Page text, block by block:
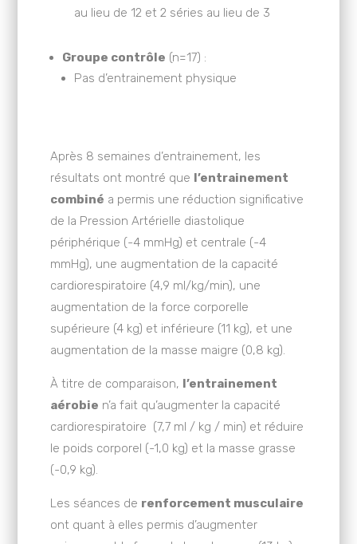
au lieu de 12 et 2 séries au lieu de 3
Groupe contrôle (n=17) :
Pas d’entrainement physique
Après 8 semaines d’entrainement, les
résultats ont montré que l’entrainement
combiné a permis une réduction significative
de la Pression Artérielle diastolique
périphérique (-4 mmHg) et centrale (-4
mmHg), une augmentation de la capacité
cardiorespiratoire (4,9 ml/kg/min), une
augmentation de la force corporelle
supérieure (4 kg) et inférieure (11 kg), et une
augmentation de la masse maigre (0,8 kg).
À titre de comparaison, l’entrainement
aérobie n’a fait qu’augmenter la capacité
cardiorespiratoire (7,7 ml / kg / min) et réduire
le poids corporel (-1,0 kg) et la masse grasse
(-0,9 kg).
Les séances de renforcement musculaire
ont quant à elles permis d’augmenter